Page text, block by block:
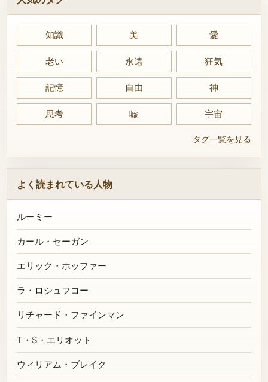
知識 美 愛
老い 永遠 狂気
記憶 自由 神
思考 嘘 宇宙
タグ一覧を見る
よく読まれている人物
ルーミー
カール・セーガン
エリック・ホッファー
ラ・ロシュフコー
リチャード・ファインマン
T・S・エリオット
ウィリアム・ブレイク